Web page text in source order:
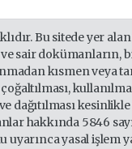
Bu sitede yer alan
sair dokümanların,
kısmen veya
dağıtılması
hakkında 5846
uyarınca yasal işlem